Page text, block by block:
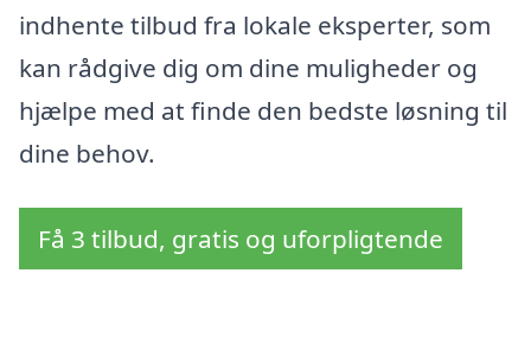
indhente tilbud fra lokale eksperter, som
kan rådgive dig om dine muligheder og
hjælpe med at finde den bedste løsning til
dine behov.
Få 3 tilbud, gratis og uforpligtende